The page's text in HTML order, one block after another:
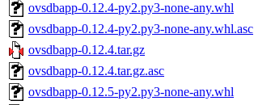
ovsdbapp-0.12.4-py2.py3-none-any.whl
ovsdbapp-0.12.4-py2.py3-none-any.whl.asc
ovsdbapp-0.12.4.tar.gz
ovsdbapp-0.12.4.tar.gz.asc
ovsdbapp-0.12.5-py2.py3-none-any.whl